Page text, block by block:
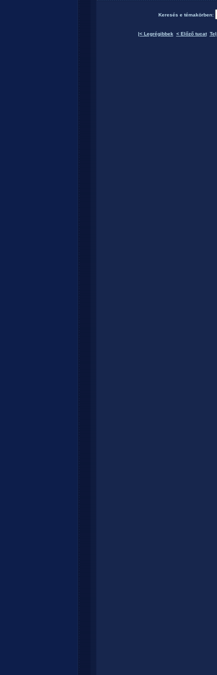
Keresés e témakörben:
|< Legrégibbek < Előző tucat